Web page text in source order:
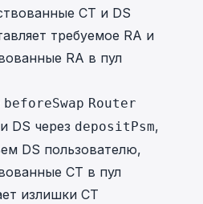
CT и DS
требуемое RA и
RA в пул
beforeSwap Router
DS через depositPsm,
DS пользователю,
CT в пул
излишки CT